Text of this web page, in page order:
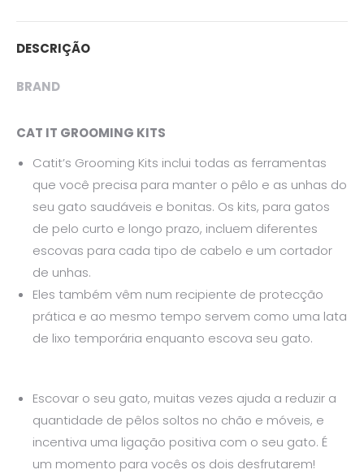
DESCRIÇÃO
BRAND
CAT IT GROOMING KITS
Catit’s Grooming Kits inclui todas as ferramentas
que você precisa para manter o pêlo e as unhas do
seu gato saudáveis ​​e bonitas. Os kits, para gatos
de pelo curto e longo prazo, incluem diferentes
escovas para cada tipo de cabelo e um cortador
de unhas.
Eles também vêm num recipiente de protecção
prática e ao mesmo tempo servem como uma lata
de lixo temporária enquanto escova seu gato.
Escovar o seu gato, muitas vezes ajuda a reduzir a
quantidade de pêlos soltos no chão e móveis, e
incentiva uma ligação positiva com o seu gato. É
um momento para vocês os dois desfrutarem!